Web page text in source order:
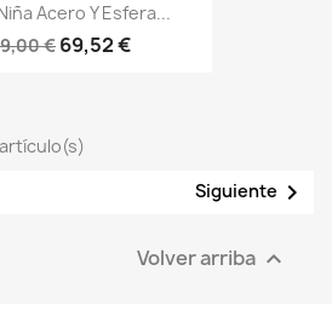
Acero Y Esfera...
€ 69,52 €
Siguiente 
Volver arriba 